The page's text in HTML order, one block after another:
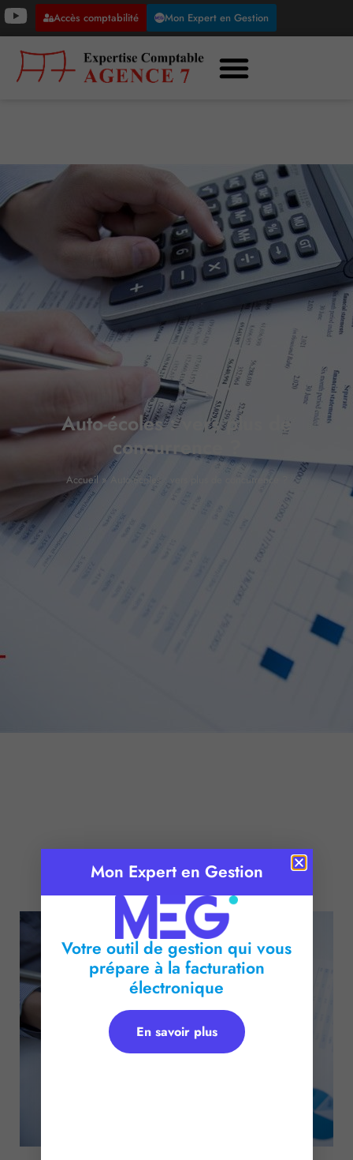
Accès comptabilité Mon Expert en Gestion
Auto-écoles : vers plus de
concurrence ?
Accueil»Auto-écoles : vers plus de concurrence ?
Publié le :14 janvier 2016
Temps de lecture : 2 minutes
Mon Expert en Gestion
Votre outil de gestion qui vous
prépare à la facturation
électronique
En savoir plus